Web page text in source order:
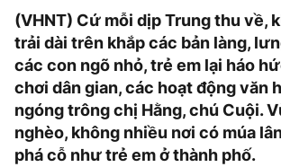
(VHNT) Cứ mỗi dịp Trung thu về,
trải dài trên khắp các bản làng,
các con ngõ nhỏ, trẻ em lại háo
chơi dân gian, các hoạt động văn
ngóng trông chị Hằng, chú Cuội.
nghèo, không nhiều nơi có múa
phá cỗ như trẻ em ở thành phố.